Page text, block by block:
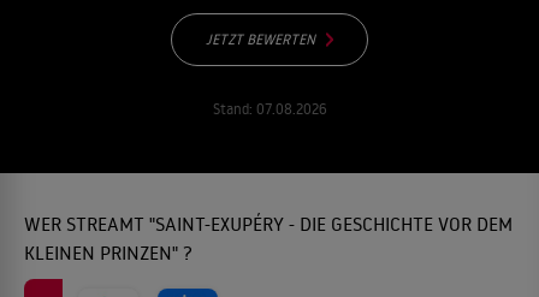
JETZT BEWERTEN
Stand: 07.08.2026
WER STREAMT "SAINT-EXUPÉRY - DIE GESCHICHTE VOR DEM
KLEINEN PRINZEN" ?